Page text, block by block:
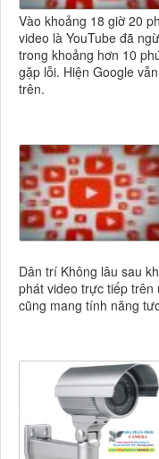
Vào khoảng 18 giờ 20
video là YouTube đã
trong khoảng hơn 10
gặp lỗi. Hiện Google
trên.
Dân trí Không lâu sau
phát video trực tiếp
cũng mang tính năng